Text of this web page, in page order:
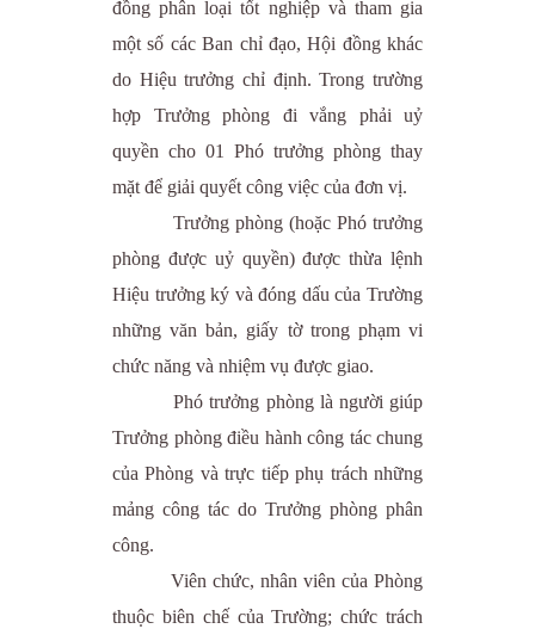
đồng phân loại tốt nghiệp và tham gia
một số các Ban chỉ đạo, Hội đồng khác
do Hiệu trưởng chỉ định. Trong trường
hợp Trưởng phòng đi vắng phải uỷ
quyền cho 01 Phó trưởng phòng thay
mặt để giải quyết công việc của đơn vị.
Trưởng phòng (hoặc Phó trưởng
phòng được uỷ quyền) được thừa lệnh
Hiệu trưởng ký và đóng dấu của Trường
những văn bản, giấy tờ trong phạm vi
chức năng và nhiệm vụ được giao.
Phó trưởng phòng là người giúp
Trưởng phòng điều hành công tác chung
của Phòng và trực tiếp phụ trách những
mảng công tác do Trưởng phòng phân
công.
Viên chức, nhân viên của Phòng
thuộc biên chế của Trường; chức trách